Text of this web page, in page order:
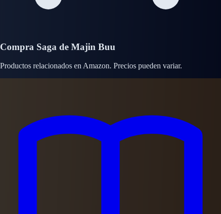
Compra Saga de Majin Buu
Productos relacionados en Amazon. Precios pueden variar.